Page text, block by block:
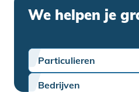
We helpen je
Particulieren
Bedrijven